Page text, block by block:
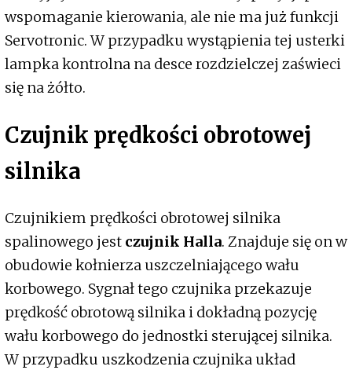
wspomaganie kierowania, ale nie ma już funkcji
Servotronic. W przypadku wystąpienia tej usterki
lampka kontrolna na desce rozdzielczej zaświeci
się na żółto.
Czujnik prędkości obrotowej
silnika
Czujnikiem prędkości obrotowej silnika
spalinowego jest czujnik Halla. Znajduje się on w
obudowie kołnierza uszczelniającego wału
korbowego. Sygnał tego czujnika przekazuje
prędkość obrotową silnika i dokładną pozycję
wału korbowego do jednostki sterującej silnika.
W przypadku uszkodzenia czujnika układ